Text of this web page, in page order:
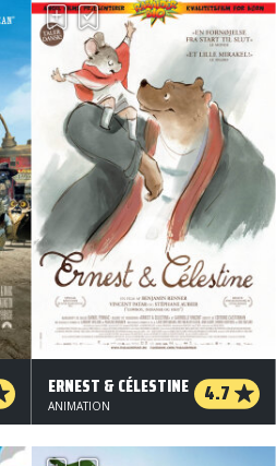
ERNEST & CÉLESTINE 4.7
ANIMATION